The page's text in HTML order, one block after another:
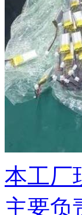
本工厂
主要负